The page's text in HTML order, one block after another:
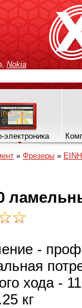
Nokia
электроника
» Фрезеры »
-
хода -
кг